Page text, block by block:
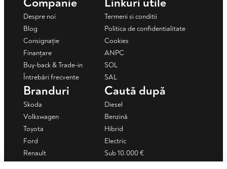
Companie
Despre noi
Blog
Consignație
Finanțare
Buy-back & Trade-in
Întrebări frecvente
Linkuri utile
Termeni si conditii
Politica de confidentialitate
Cookies
ANPC
SOL
SAL
Branduri
Skoda
Volkswagen
Toyota
Ford
Renault
Caută după
Diesel
Benzină
Hibrid
Electric
Sub 10.000 €